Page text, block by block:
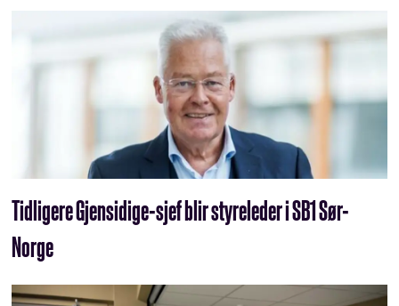
Tidligere Gjensidige-sjef blir styreleder i SB1 Sør-
Norge